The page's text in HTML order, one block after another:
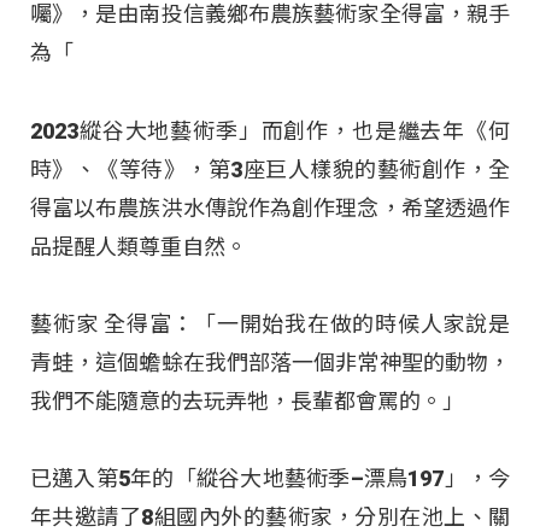
囑》，是由南投信義鄉布農族藝術家全得富，親手
為「
2023縱谷大地藝術季」而創作，也是繼去年《何
時》、《等待》，第3座巨人樣貌的藝術創作，全
得富以布農族洪水傳說作為創作理念，希望透過作
品提醒人類尊重自然。
藝術家 全得富：「一開始我在做的時候人家說是
青蛙，這個蟾蜍在我們部落一個非常神聖的動物，
我們不能隨意的去玩弄牠，長輩都會罵的。」
已邁入第5年的「縱谷大地藝術季–漂鳥197」，今
年共邀請了8組國內外的藝術家，分別在池上、關